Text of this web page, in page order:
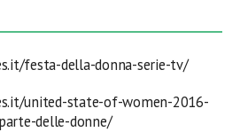
festa-della-donna-serie-tv/
united-state-of-women-2016-
delle-donne/